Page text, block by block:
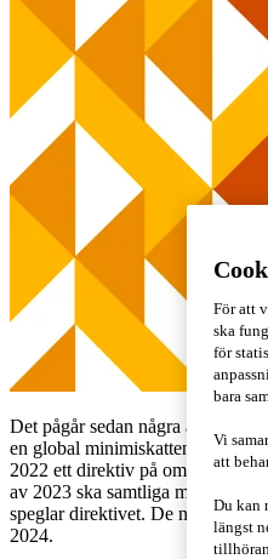
Det pågår sedan några år tillbaka
en global minimiskattenivå
2022 ett direktiv på området
av 2023 ska samtliga
speglar direktivet. De nationella
2024.
För att
ska
för
bara
Vi
att
Du kan
längst